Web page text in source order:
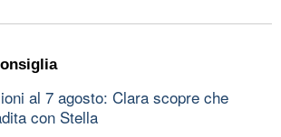
al 7 agosto: Clara scopre che
con Stella